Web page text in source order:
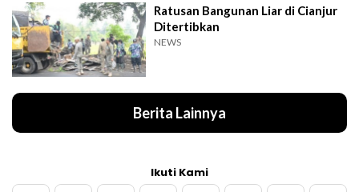
Ratusan Bangunan Liar di Cianjur
Ditertibkan
NEWS
Berita Lainnya
Ikuti Kami